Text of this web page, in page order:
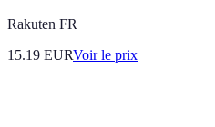
Rakuten FR
15.19 EURVoir le prix